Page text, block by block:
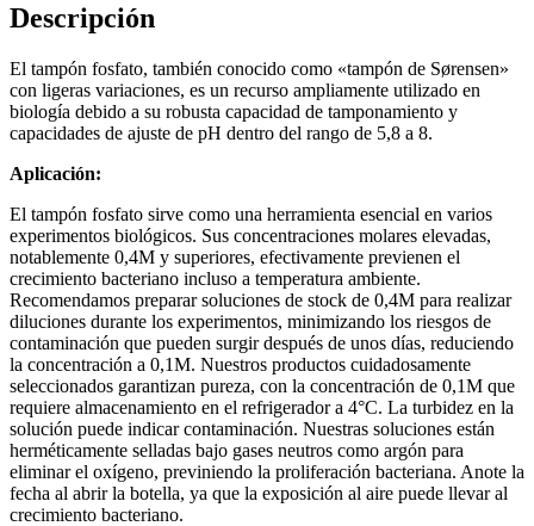
Descripción
El tampón fosfato, también conocido como «tampón de Sørensen»
con ligeras variaciones, es un recurso ampliamente utilizado en
biología debido a su robusta capacidad de tamponamiento y
capacidades de ajuste de pH dentro del rango de 5,8 a 8.
Aplicación:
El tampón fosfato sirve como una herramienta esencial en varios
experimentos biológicos. Sus concentraciones molares elevadas,
notablemente 0,4M y superiores, efectivamente previenen el
crecimiento bacteriano incluso a temperatura ambiente.
Recomendamos preparar soluciones de stock de 0,4M para realizar
diluciones durante los experimentos, minimizando los riesgos de
contaminación que pueden surgir después de unos días, reduciendo
la concentración a 0,1M. Nuestros productos cuidadosamente
seleccionados garantizan pureza, con la concentración de 0,1M que
requiere almacenamiento en el refrigerador a 4°C. La turbidez en la
solución puede indicar contaminación. Nuestras soluciones están
herméticamente selladas bajo gases neutros como argón para
eliminar el oxígeno, previniendo la proliferación bacteriana. Anote la
fecha al abrir la botella, ya que la exposición al aire puede llevar al
crecimiento bacteriano.